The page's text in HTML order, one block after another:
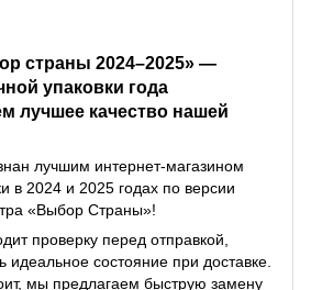
лучшее качество нашей
лучшим интернет-магазином
в 2024 и 2025 годах по версии
«Выбор Страны»!
проверку перед отправкой,
идеальное состояние при доставке.
мы предлагаем быструю замену